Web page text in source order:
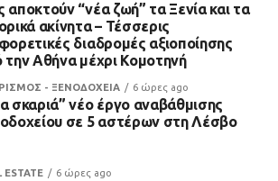
αποκτούν “νέα ζωή” τα Ξενία και τα
ακίνητα – Τέσσερις
διαδρομές αξιοποίησης
την Αθήνα μέχρι Κομοτηνή
- ΞΕΝΟΔΟΧΕΙΑ 6 ώρες ago
σκαριά” νέο έργο αναβάθμισης
σε 5 αστέρων στη Λέσβο
ESTATE 6 ώρες ago